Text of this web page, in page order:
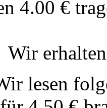
4.00 €
Wir
lesen